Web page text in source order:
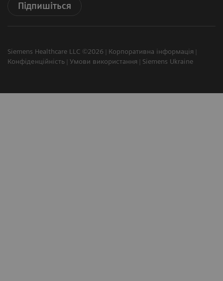
Підпишіться
Siemens Healthcare LLC ©2026
Корпоративна інформація
Конфіденційність
Умови використання Siemens Ukraine